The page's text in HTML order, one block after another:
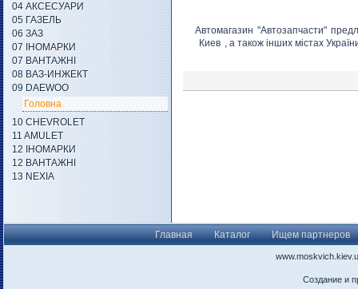
Автомагазин "Автозапчасти"
Киев , а також інших містах
04 АКСЕСУАРИ
05 ГАЗЕЛЬ
06 ЗАЗ
07 ІНОМАРКИ
07 ВАНТАЖНІ
08 ВАЗ-ИНЖЕКТ
09 DAEWOO
Головна
10 CHEVROLET
11 AMULET
12 ІНОМАРКИ
12 ВАНТАЖНІ
13 NEXIA
Главная Каталог Ищем партнеров
Создание и